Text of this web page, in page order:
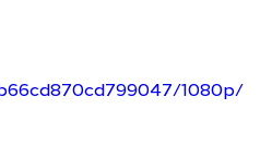
1080p/